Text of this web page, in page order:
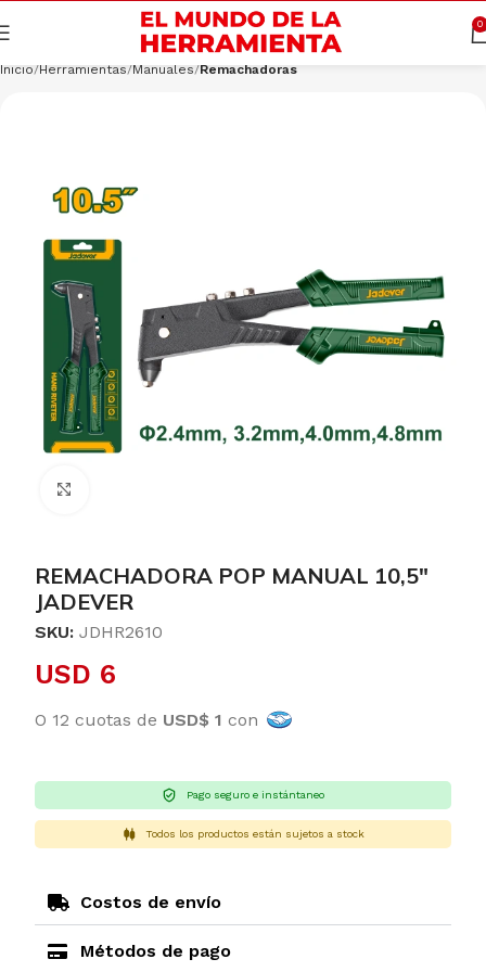
0
Inicio Herramientas Manuales Remachadoras
REMACHADORA POP MANUAL 10,5″
JADEVER
SKU: JDHR2610
USD 6
O 12 cuotas de USD$ 1 con
Pago seguro e instántaneo
Todos los productos están sujetos a stock
Costos de envío
Métodos de pago
Cargando productos… CONSULTAR